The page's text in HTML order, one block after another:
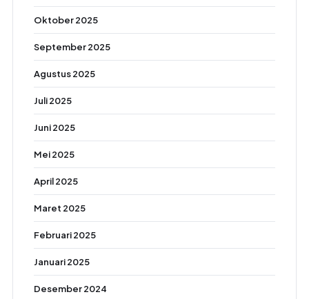
Oktober 2025
September 2025
Agustus 2025
Juli 2025
Juni 2025
Mei 2025
April 2025
Maret 2025
Februari 2025
Januari 2025
Desember 2024